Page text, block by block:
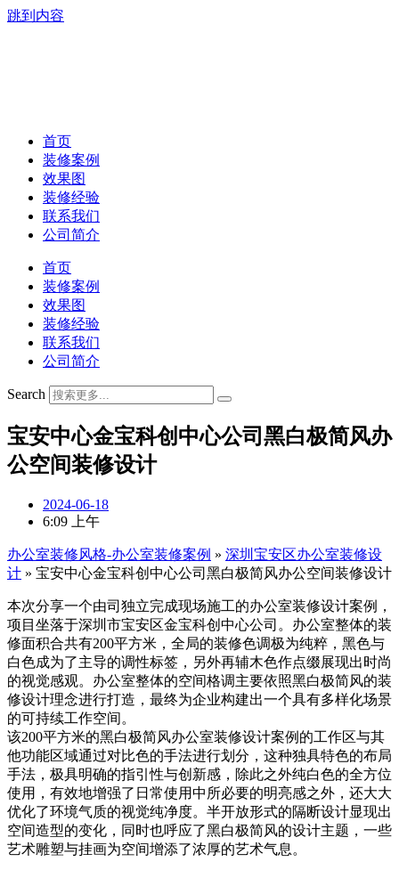
跳到内容
首页
装修案例
效果图
装修经验
联系我们
公司简介
首页
装修案例
效果图
装修经验
联系我们
公司简介
Search
宝安中心金宝科创中心公司黑白极简风办
公空间装修设计
2024-06-18
6:09 上午
办公室装修风格-办公室装修案例 » 深圳宝安区办公室装修设
计 » 宝安中心金宝科创中心公司黑白极简风办公空间装修设计
本次分享一个由司独立完成现场施工的办公室装修设计案例，
项目坐落于深圳市宝安区金宝科创中心公司。办公室整体的装
修面积合共有200平方米，全局的装修色调极为纯粹，黑色与
白色成为了主导的调性标签，另外再辅木色作点缀展现出时尚
的视觉感观。办公室整体的空间格调主要依照黑白极简风的装
修设计理念进行打造，最终为企业构建出一个具有多样化场景
的可持续工作空间。
该200平方米的黑白极简风办公室装修设计案例的工作区与其
他功能区域通过对比色的手法进行划分，这种独具特色的布局
手法，极具明确的指引性与创新感，除此之外纯白色的全方位
使用，有效地增强了日常使用中所必要的明亮感之外，还大大
优化了环境气质的视觉纯净度。半开放形式的隔断设计显现出
空间造型的变化，同时也呼应了黑白极简风的设计主题，一些
艺术雕塑与挂画为空间增添了浓厚的艺术气息。